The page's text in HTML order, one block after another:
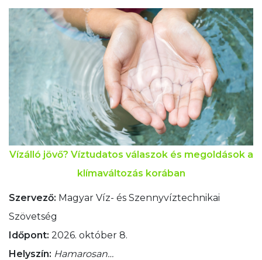
Vízálló jövő? Víztudatos válaszok és megoldások a
klímaváltozás korában
Szervező: Magyar Víz- és Szennyvíztechnikai
Szövetség
Időpont: 2026. október 8.
Helyszín: Hamarosan…